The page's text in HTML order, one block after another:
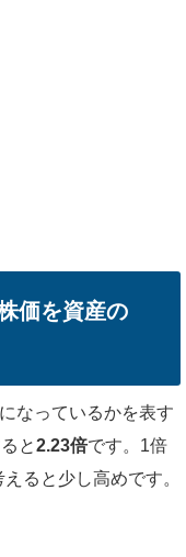
価を資産の
なっているかを表す
と2.23倍です。1倍
ると少し高めです。